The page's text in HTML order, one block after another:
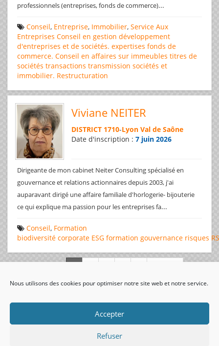
Nous utilisons des cookies pour optimiser notre site web et notre service.
Accepter
Refuser
professionnels (entreprises, fonds de commerce)...
Conseil, Entreprise, Immobilier, Service Aux
Entreprises Conseil en gestion développement
d'entreprises et de sociétés. expertises fonds de
commerce. Conseil en affaires sur immeubles titres de
sociétés transactions transmission sociétés et
immobilier. Restructuration
Viviane NEITER
DISTRICT 1710-Lyon Val de Saône
Date d'inscription : 7 juin 2026
Dirigeante de mon cabinet Neiter Consulting spécialisé en
gouvernance et relations actionnaires depuis 2003, j'ai
auparavant dirigé une affaire familiale d'horlogerie- bijouterie
ce qui explique ma passion pour les entreprises fa...
Conseil, Formation
biodiversité corporate ESG formation gouvernance risques
visiteurs uniques: